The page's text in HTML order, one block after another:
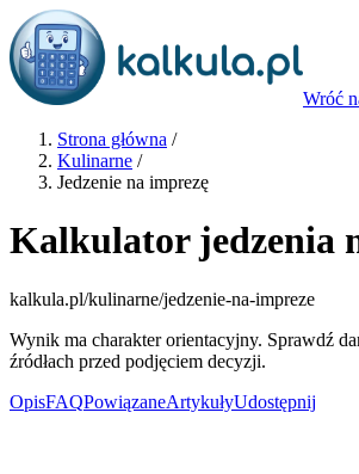
Wróć
Strona główna /
Kulinarne /
Jedzenie na imprezę
Kalkulator jedzenia
kalkula.pl/kulinarne/jedzenie-na-impreze
Wynik ma charakter orientacyjny. Sprawdź
źródłach przed podjęciem decyzji.
OpisFAQPowiązaneArtykułyUdostępnij